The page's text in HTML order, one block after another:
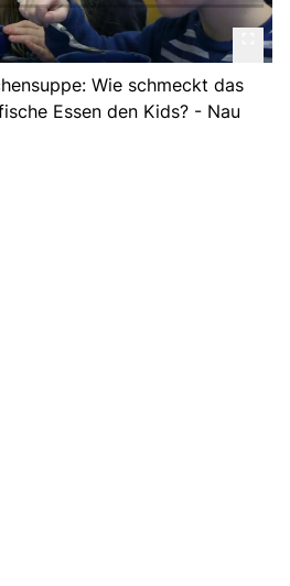
Wie schmeckt das
Essen den Kids? - Nau